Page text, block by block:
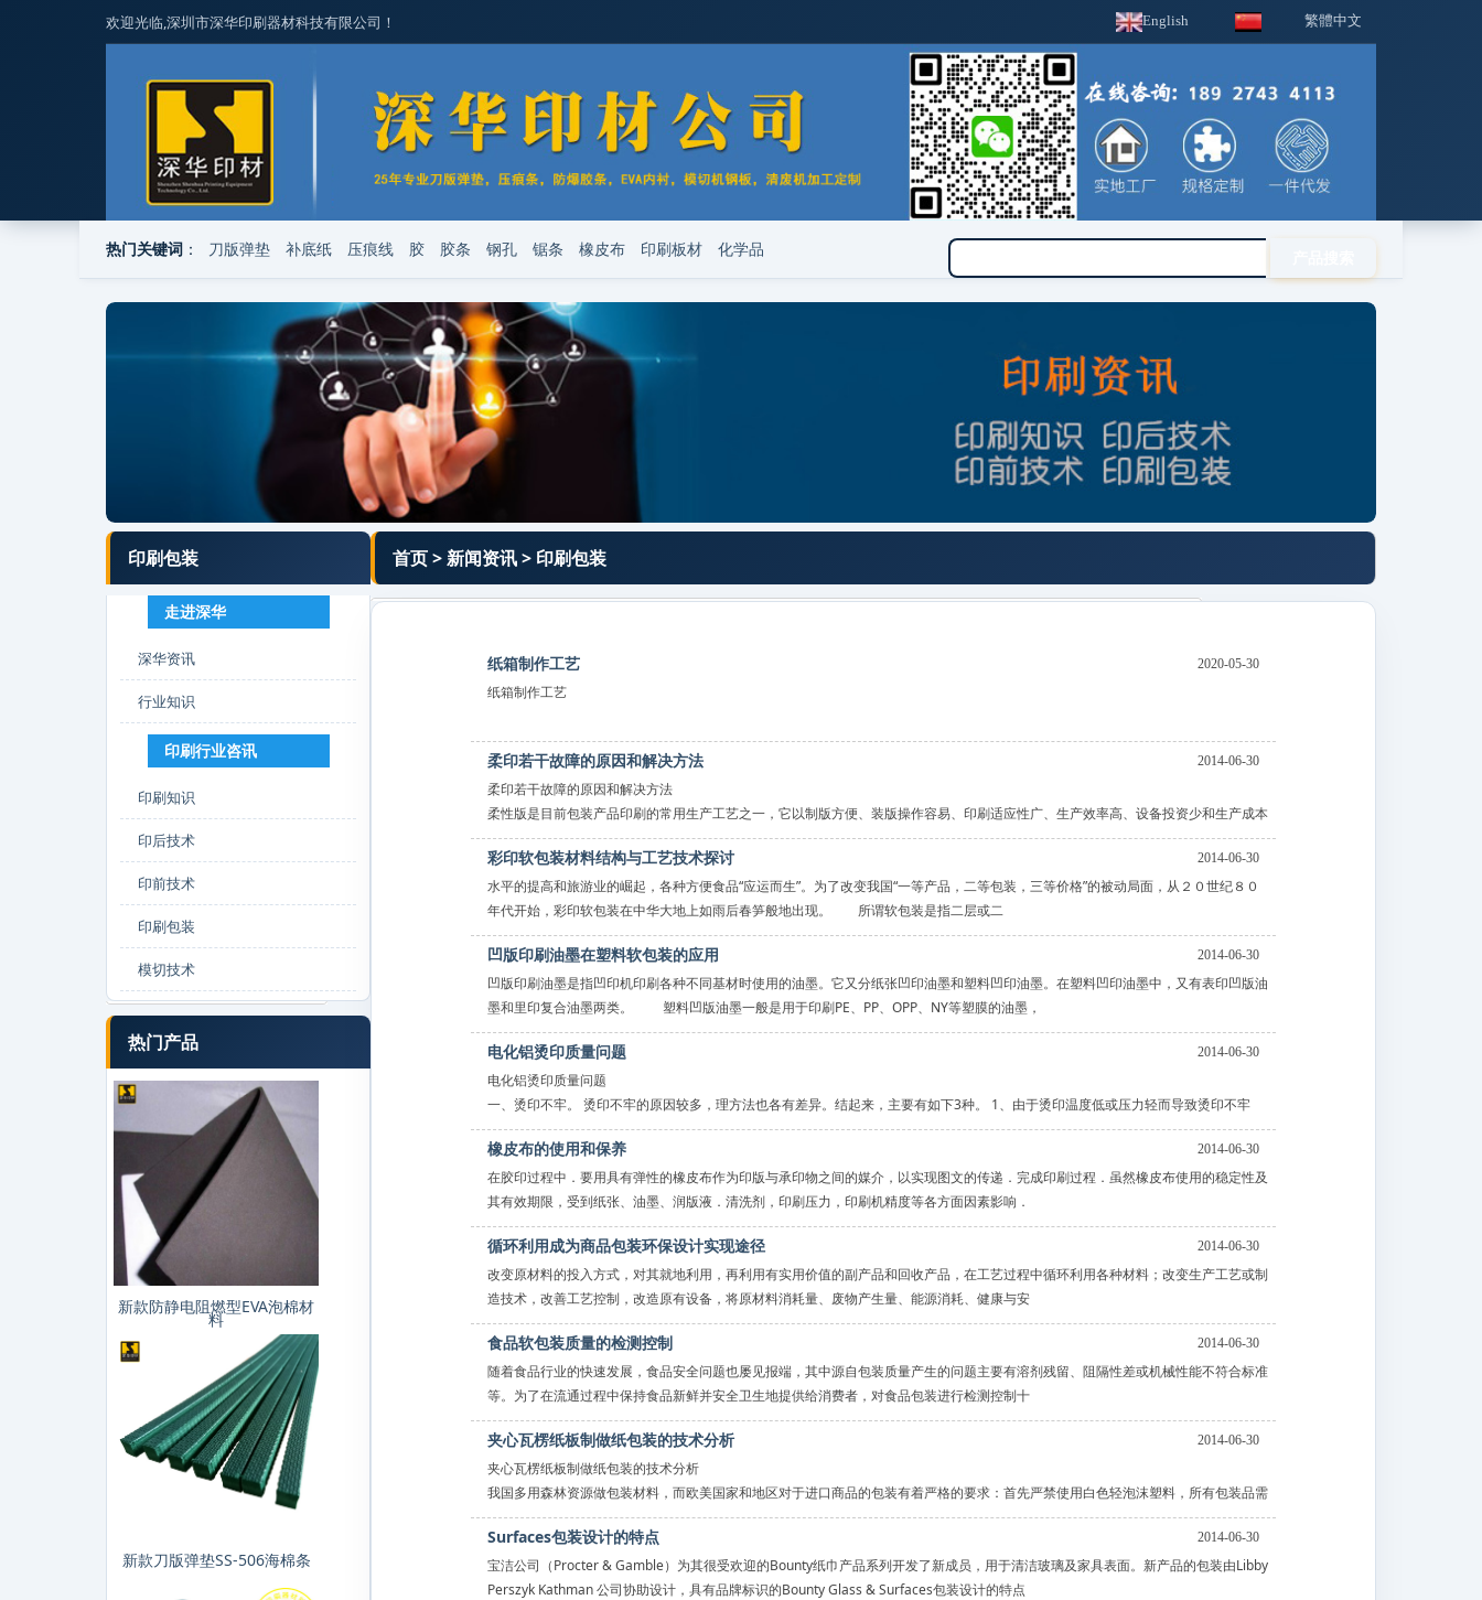
欢迎光临,深圳市深华印刷器材科技有限公司！ English 繁體中文
新闻资讯 机器工具 使用技术 相关产品 IXPE防静电 关于深华 联系我们 印后器材 ixpe防静
热门关键词 ： 刀版弹垫 补底纸 压痕线 胶 胶条 钢孔 锯条 橡皮布 印刷板材 化学品
首页>新闻资讯> 印刷包装
纸箱制作工艺 2020-05-30
纸箱制作工艺
深华印刷瓦楞纸箱主要生产工艺流程，设计纸箱的尺寸，瓦楞纸箱尺寸
内尺寸取决于内包装物的最大外尺寸、内包装物的数量及装箱排列方式、
内包装物的种类。
柔印若干故障的原因和解决方法 2014-06-30
柔印若干故障的原因和解决方法
柔性版是目前包装产品印刷的常用生产工艺之一，它以制版方便、装版操作容易、印刷适应性广、生产效率高、设备投资少和生产成本
低，而在包装印刷业中得到越来越广泛的应用。同任何一种
彩印软包装材料结构与工艺技术探讨 2014-06-30
水平的提高和旅游业的崛起，各种方便食品“应运而生”。为了改变我国“一等产品，二等包装，三等价格”的被动局面，从２０世纪８０
年代开始，彩印软包装在中华大地上如雨后春笋般地出现。 所谓软包装是指二层或二
凹版印刷油墨在塑料软包装的应用 2014-06-30
凹版印刷油墨是指凹印机印刷各种不同基材时使用的油墨。它又分纸张凹印油墨和塑料凹印油墨。在塑料凹印油墨中，又有表印凹版油
墨和里印复合油墨两类。 塑料凹版油墨一般是用于印刷PE、PP、OPP、NY等塑膜的油墨，
电化铝烫印质量问题 2014-06-30
电化铝烫印质量问题
一、烫印不牢。 烫印不牢的原因较多，理方法也各有差异。结起来，主要有如下3种。 1、由于烫印温度低或压力轻而导致烫印不牢
时，可重新调整烫印温度和压力。 2、在印刷过程中，因油墨中加入的燥
橡皮布的使用和保养 2014-06-30
在胶印过程中．要用具有弹性的橡皮布作为印版与承印物之间的媒介，以实现图文的传递．完成印刷过程．虽然橡皮布使用的稳定性及
其有效期限，受到纸张、油墨、润版液．清洗剂，印刷压力，印刷机精度等各方面因素影响．
循环利用成为商品包装环保设计实现途径 2014-06-30
改变原材料的投入方式，对其就地利用，再利用有实用价值的副产品和回收产品，在工艺过程中循环利用各种材料；改变生产工艺或制
造技术，改善工艺控制，改造原有设备，将原材料消耗量、废物产生量、能源消耗、健康与安
食品软包装质量的检测控制 2014-06-30
随着食品行业的快速发展，食品安全问题也屡见报端，其中源自包装质量产生的问题主要有溶剂残留、阻隔性差或机械性能不符合标准
等。为了在流通过程中保持食品新鲜并安全卫生地提供给消费者，对食品包装进行检测控制十
夹心瓦楞纸板制做纸包装的技术分析 2014-06-30
夹心瓦楞纸板制做纸包装的技术分析
我国多用森林资源做包装材料，而欧美国家和地区对于进口商品的包装有着严格的要求：首先严禁使用白色轻泡沫塑料，所有包装品需
通过病虫害检查，对于木材包装，更要求经过熏蒸、消
Surfaces包装设计的特点 2014-06-30
宝洁公司（Procter & Gamble）为其很受欢迎的Bounty纸巾产品系列开发了新成员，用于清洁玻璃及家具表面。新产品的包装由Libby
Perszyk Kathman 公司协助设计，具有品牌标识的Bounty Glass & Surfaces包装设计的特点
印刷包装
走进深华
深华资讯
行业知识
印刷行业咨讯
印刷知识
印后技术
印前技术
印刷包装
模切技术
热门产品
新款防静电阻燃型EVA泡棉材
料
新款刀版弹垫SS-506海棉条